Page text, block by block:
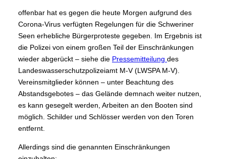
offenbar hat es gegen die heute Morgen aufgrund des
Corona-Virus verfügten Regelungen für die Schweriner
Seen erhebliche Bürgerproteste gegeben. Im Ergebnis ist
die Polizei von einem großen Teil der Einschränkungen
wieder abgerückt – siehe die Pressemitteilung des
Landeswasserschutzpolizeiamt M-V (LWSPA M-V).
Vereinsmitglieder können – unter Beachtung des
Abstandsgebotes – das Gelände demnach weiter nutzen,
es kann gesegelt werden, Arbeiten an den Booten sind
möglich. Schilder und Schlösser werden von den Toren
entfernt.
Allerdings sind die genannten Einschränkungen